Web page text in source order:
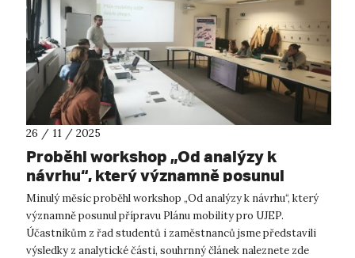
26 / 11 / 2025
Proběhl workshop „Od analýzy k
návrhu“, který významně posunul
přípravu Plánu mobility pro UJEP.
Minulý měsíc proběhl workshop „Od analýzy k návrhu“, který
významně posunul přípravu Plánu mobility pro UJEP.
Účastníkům z řad studentů i zaměstnanců jsme představili
výsledky z analytické části, souhrnný článek naleznete zde